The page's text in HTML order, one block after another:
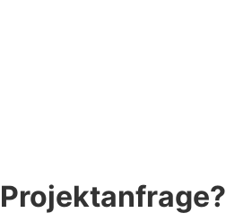
Projektanfrage?